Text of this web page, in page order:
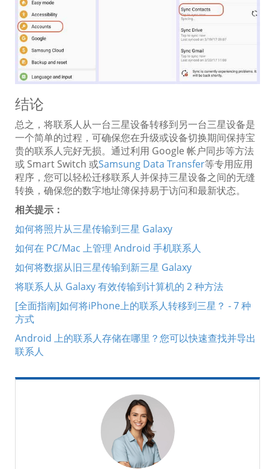
结论
总之，将联系人从一台三星设备转移到另一台三星设备是
一个简单的过程，可确保您在升级或设备切换期间保持宝
贵的联系人完好无损。通过利用 Google 帐户同步等方法
或 Smart Switch 或Samsung Data Transfer等专用应用
程序，您可以轻松迁移联系人并保持三星设备之间的无缝
转换，确保您的数字地址簿保持易于访问和最新状态。
相关提示：
如何将照片从三星传输到三星 Galaxy
如何在 PC/Mac 上管理 Android 手机联系人
如何将数据从旧三星传输到新三星 Galaxy
将联系人从 Galaxy 有效传输到计算机的 2 种方法
[全面指南]如何将iPhone上的联系人转移到三星？ - 7 种
方式
Android 上的联系人存储在哪里？您可以快速查找并导出
联系人